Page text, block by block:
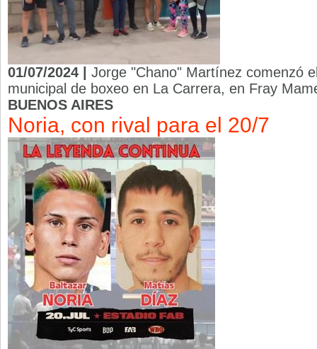
01/07/2024 | Jorge "Chano" Martínez comenzó
municipal de boxeo en La Carrera, en Fray
BUENOS AIRES
Noria, con rival para el 20/7